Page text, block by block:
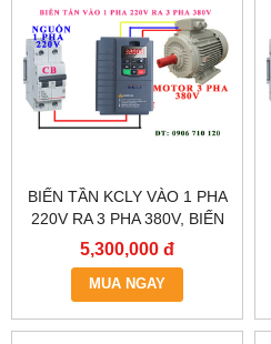
BIẾN TẦN KCLY VÀO 1 PHA
220V RA 3 PHA 380V, BIẾN
TẦN KCLY KOC600-
5R5GT3-B
5,300,000 đ
MUA NGAY